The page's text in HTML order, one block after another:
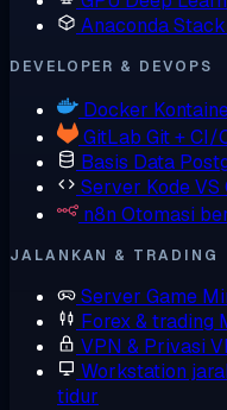
Anaconda
DEVELOPER & DEVOPS
Docker
GitLab Git + CI/
Basis Data
Server KodeVS
n8n Otomasi
JALANKAN & TRADING
Server Game
Forex & trading
VPN & Privasi
Workstation
tidur